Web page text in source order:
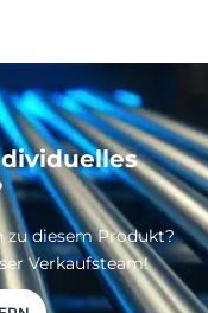
diesem Produkt?
Verkaufsteam!